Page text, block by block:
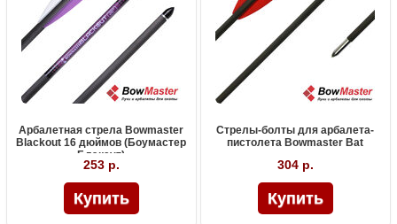
Арбалетная стрела Bowmaster
Blackout 16 дюймов (Боумастер
Блэкаут)
253 р.
Стрелы-болты для арбалета-
пистолета Bowmaster Bat
304 р.